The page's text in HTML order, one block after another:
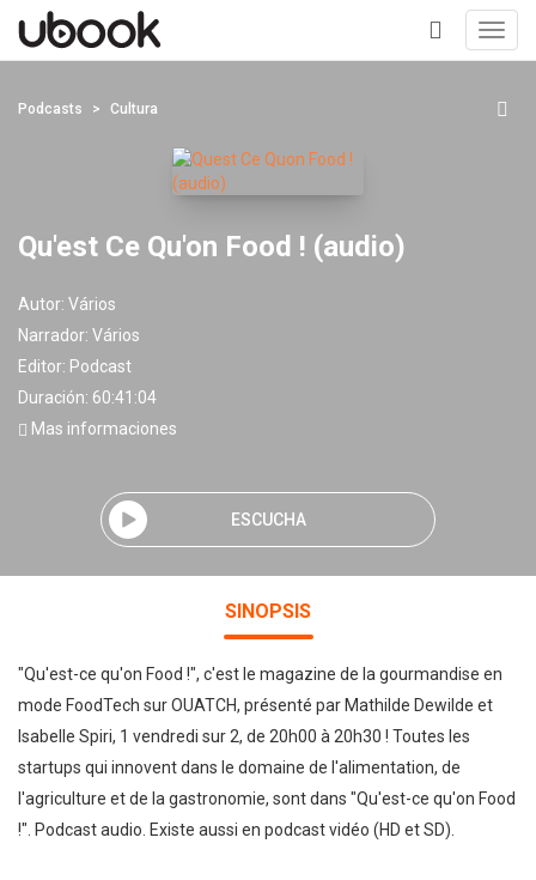
+
Podcasts Cultura
Qu'est Ce Qu'on Food ! (audio)
Autor: Vários
Narrador: Vários
Editor: Podcast
Duración: 60:41:04
Mas informaciones
ESCUCHA
SINOPSIS
"Qu'est-ce qu'on Food !", c'est le magazine de la gourmandise en
mode FoodTech sur OUATCH, présenté par Mathilde Dewilde et
Isabelle Spiri, 1 vendredi sur 2, de 20h00 à 20h30 ! Toutes les
startups qui innovent dans le domaine de l'alimentation, de
l'agriculture et de la gastronomie, sont dans "Qu'est-ce qu'on Food
!". Podcast audio. Existe aussi en podcast vidéo (HD et SD).